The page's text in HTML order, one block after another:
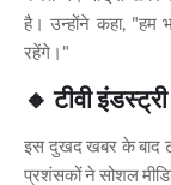
है। उन्होंने कहा, "हम
रहेंगे।"
🔸टीवी
इस दुखद खबर के बाद
प्रशंसकों ने सोशल